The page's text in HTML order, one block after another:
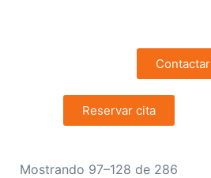
Contactar
Reservar cita
Mostrando 97–128 de 286